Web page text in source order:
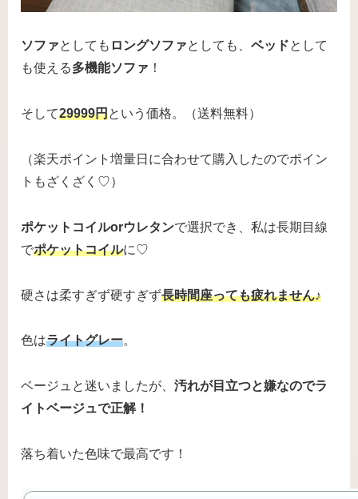
ソファとしても ロングソファとしても、 ベッドとして
も使える多機能ソファ ！
そして29999円という価格。（送料無料）
（楽天ポイント増量日に合わせて購入したのでポイン
トもざくざく♡）
ポケットコイルorウレタンで選択でき、私は長期目線
でポケットコイルに♡
硬さは柔すぎず硬すぎず長時間座っても疲れません♪
色はライトグレー。
ベージュと迷いましたが、 汚れが目立つと嫌なのでラ
イトベージュで正解！
落ち着いた色味で最高です！